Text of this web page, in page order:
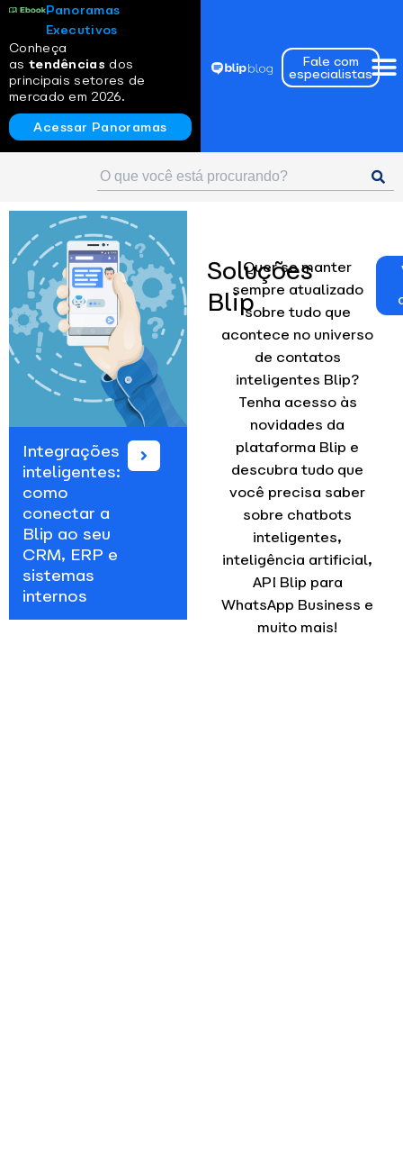
Panoramas
Executivos
Conheça
as tendências dos
principais setores de
mercado em 2026.
Acessar Panoramas
Fale com
especialistas
Blip
Payments:
Conheça o
ecossistema
de soluções
de
pagamentos
e de
autenticação
Blip Go
Personal: A
solução
ideal para
relacionamento
consultivo
Soluções
Blip
Quer se manter
sempre atualizado
sobre tudo que
acontece no universo
de contatos
inteligentes Blip?
Tenha acesso às
novidades da
plataforma Blip e
descubra tudo que
você precisa saber
sobre chatbots
inteligentes,
inteligência artificial,
API Blip para
WhatsApp Business e
muito mais!